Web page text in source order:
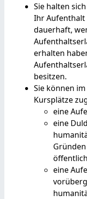
Sie halten
Ihr Aufenthalt
dauerhaft,
erhalten
besitzen.
Sie können
Kursplätze
eine
eine
eine